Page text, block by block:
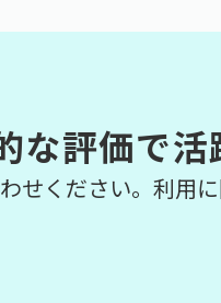
な評価で
せください。利用